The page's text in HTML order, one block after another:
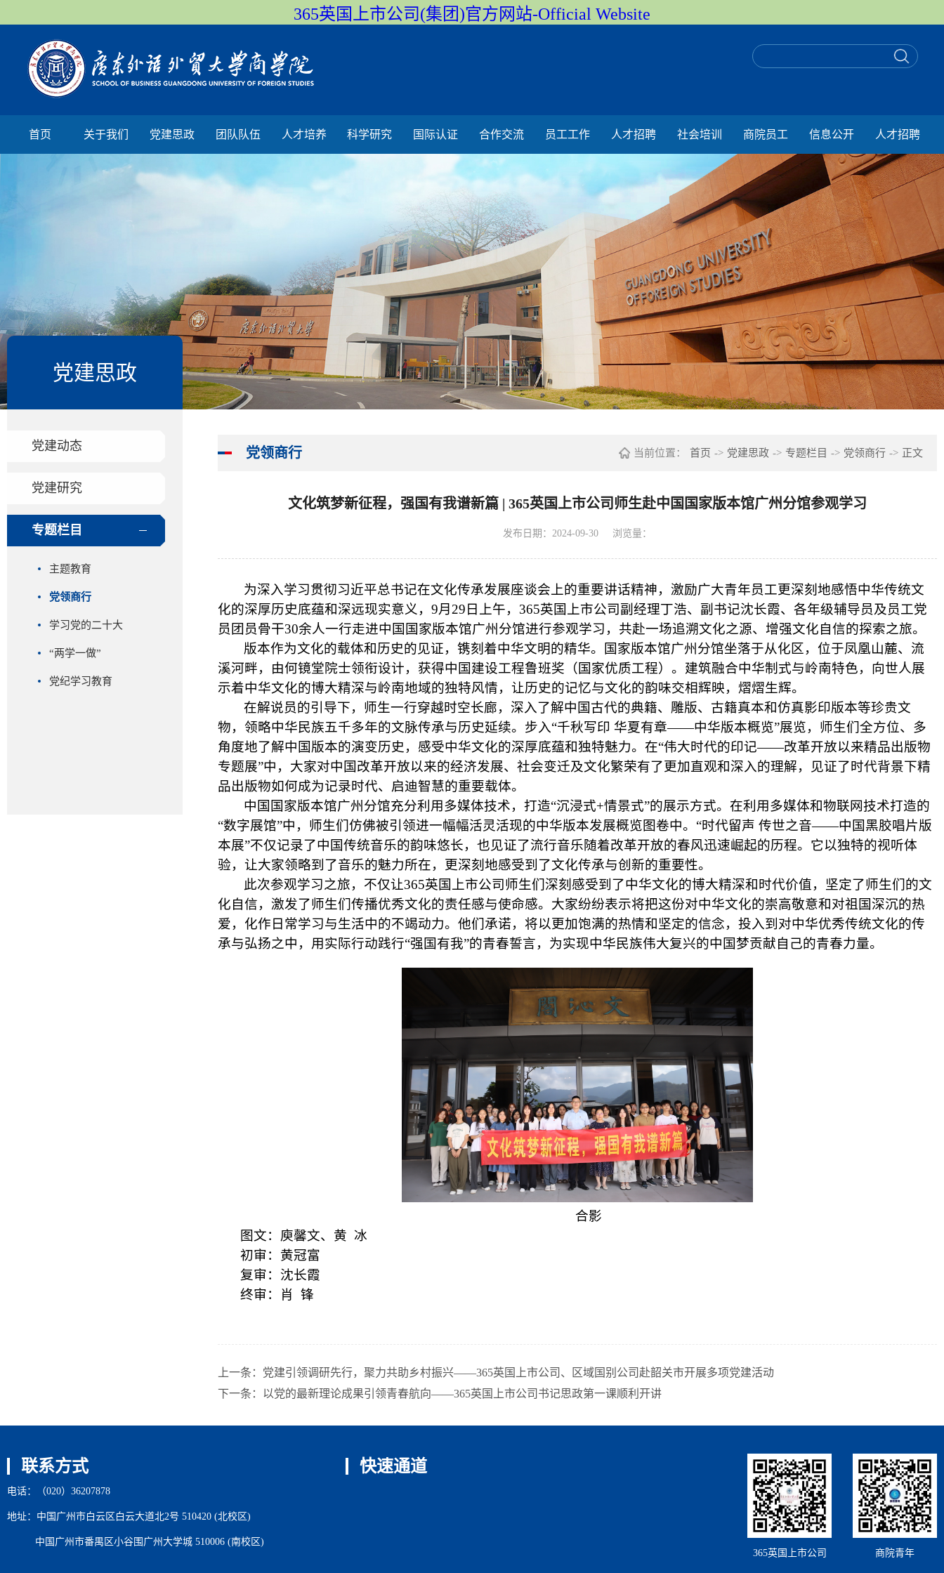
365英国上市公司(集团)官方网站-Official Website
首页 关于我们 党建思政 团队队伍 人才培养 科学研究 国际认证 合作交流 员工工作 人才招聘 社会培训 商院员工 信息公开 人才招聘
党建思政
党建动态
党建研究
专题栏目
主题教育
党领商行
学习党的二十大
“两学一做”
党纪学习教育
党领商行 当前位置： 首页 -> 党建思政 -> 专题栏目 -> 党领商行 -> 正文
文化筑梦新征程，强国有我谱新篇 | 365英国上市公司师生赴中国国家版本馆广州分馆参观学习
发布日期：2024-09-30 浏览量：
为深入学习贯彻习近平总书记在文化传承发展座谈会上的重要讲话精神，激励广大青年员工更深刻地感悟中华传统文
化的深厚历史底蕴和深远现实意义， 9月 29 日上午，365英国上市公司副经理丁浩、 副书记沈长霞、各年级辅导员及员工党
员团员骨干30余人一行走进中国国家版本馆广州分馆进行参观学习，共赴一场追溯文化之源、增强文化自信的探索之旅。
版本作为文化的载体和历史的见证，镌刻着中华文明的精华。国家版本馆广州分馆坐落于从化区，位于凤凰山麓、流
溪河畔，由何镜堂院士领衔设计，获得中国建设工程鲁班奖（国家优质工程）。建筑融合中华制式与岭南特色，向世人展
示着中华文化的博大精深与岭南地域的独特风情，让历史的记忆与文化的韵味交相辉映，熠熠生辉。
在解说员的引导下，师生一行穿越时空长廊，深入了解中国古代的典籍、雕版、古籍真本和仿真影印版本等珍贵文
物，领略中华民族五千多年的文脉传承与历史延续。步入“千秋写印 华夏有章——中华版本概览”展览，师生们全方位、多
角度地了解中国版本的演变历史，感受中华文化的深厚底蕴和独特魅力。在“伟大时代的印记——改革开放以来精品出版物
专题展”中，大家对中国改革开放以来的经济发展、社会变迁及文化繁荣有了更加直观和深入的理解，见证了时代背景下精
品出版物如何成为记录时代、启迪智慧的重要载体。
中国国家版本馆广州分馆充分利用多媒体技术，打造“沉浸式+情景式”的展示方式。在利用多媒体和物联网技术打造的
“数字展馆”中，师生们仿佛被引领进一幅幅活灵活现的中华版本发展概览图卷中。 “时代留声 传世之音——中国黑胶唱片版
本展”不仅记录了中国传统音乐的韵味悠长，也见证了流行音乐随着改革开放的春风迅速崛起的历程。它以独特的视听体
验，让大家领略到了音乐的魅力所在，更深刻地感受到了文化传承与创新的重要性。
此次参观学习之旅，不仅让365英国上市公司师生们深刻感受到了中华文化的博大精深和时代价值， 坚定了师生们的文
化自信， 激发了师生们传播优秀文化的责任感与使命感。大家纷纷表示将把这份对中华文化的崇高敬意和对祖国深沉的热
爱，化作日常学习与生活中的不竭动力。他们承诺，将以更加饱满的热情和坚定的信念，投入到对中华优秀传统文化的传
承与弘扬之中，用实际行动践行“强国有我”的青春誓言，为实现中华民族伟大复兴的中国梦贡献自己的青春力量。
合影
图文：庾馨文、黄 冰
初审：黄冠富
复审：沈长霞
终审：肖
锋
上一条： 党建引领调研先行，聚力共助乡村振兴——365英国上市公司、区域国别公司赴韶关市开展多项党建活动
下一条： 以党的最新理论成果引领青春航向——365英国上市公司书记思政第一课顺利开讲
联系方式
电话：（020）36207878
地址：中国广州市白云区白云大道北2号 510420 (北校区)
中国广州市番禺区小谷围广州大学城 510006 (南校区)
快速通道
365英国上市公司 商院青年